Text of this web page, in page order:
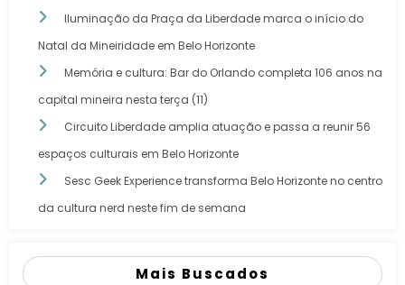
Iluminação da Praça da Liberdade marca o início do
Natal da Mineiridade em Belo Horizonte
Memória e cultura: Bar do Orlando completa 106 anos na
capital mineira nesta terça (11)
Circuito Liberdade amplia atuação e passa a reunir 56
espaços culturais em Belo Horizonte
Sesc Geek Experience transforma Belo Horizonte no centro
da cultura nerd neste fim de semana
Mais Buscados